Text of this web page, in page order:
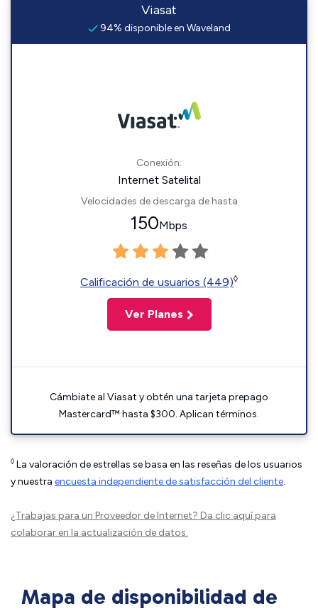
Viasat
94% disponible en Waveland
Conexión:
Internet Satelital
Velocidades de descarga de hasta
150Mbps
Calificación de usuarios (449)◊
Ver Planes
Cámbiate al Viasat y obtén una tarjeta prepago
Mastercard™ hasta $300. Aplican términos.
◊ La valoración de estrellas se basa en las reseñas de los usuarios
y nuestra encuesta independiente de satisfacción del cliente.
¿Trabajas para un Proveedor de Internet? Da clic aquípara
colaborar en la actualización de datos.
Mapa de disponibilidad de